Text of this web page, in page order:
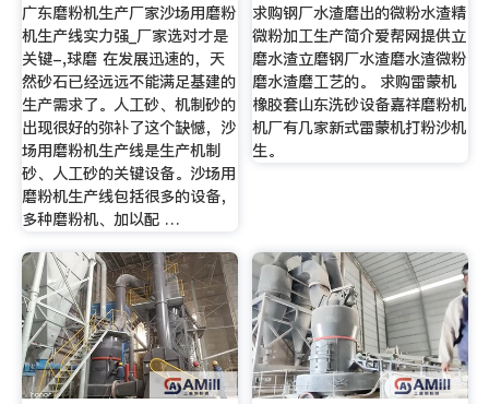
广东磨粉机生产厂家沙场用磨粉
机生产线实力强_厂家选对才是
关键-,球磨 在发展迅速的，天
然砂石已经远远不能满足基建的
生产需求了。人工砂、机制砂的
出现很好的弥补了这个缺憾，沙
场用磨粉机生产线是生产机制
砂、人工砂的关键设备。沙场用
磨粉机生产线包括很多的设备，
多种磨粉机、加以配 …
求购钢厂水渣磨出的微粉水渣精
微粉加工生产简介爱帮网提供立
磨水渣立磨钢厂水渣磨水渣微粉
磨水渣磨工艺的。 求购雷蒙机
橡胶套山东洗砂设备嘉祥磨粉机
机厂有几家新式雷蒙机打粉沙机
生。